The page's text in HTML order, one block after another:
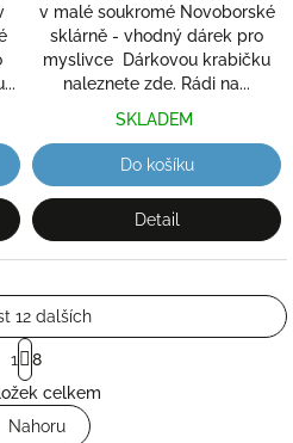
v malé soukromé Novoborské
sklárně - vhodný dárek pro
myslivce Dárkovou krabičku
naleznete zde. Rádi na...
SKLADEM
Do košíku
Detail
O
v
l
12 dalších
S
t
r
á
n
1
8
celkem
Nahoru